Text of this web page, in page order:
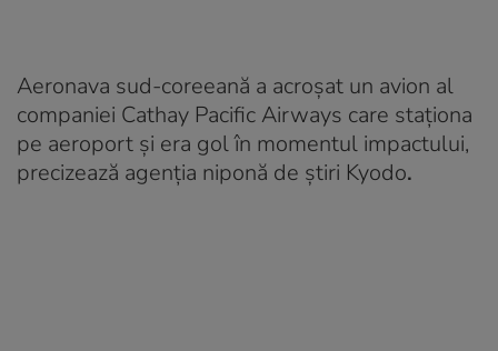
Aeronava sud-coreeană a acroșat un avion al
companiei Cathay Pacific Airways care staționa
pe aeroport și era gol în momentul impactului,
precizează agenția niponă de știri Kyodo.